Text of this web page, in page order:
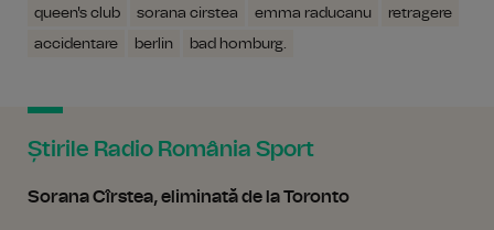
queen's club sorana cirstea emma raducanu
retragere
accidentare
berlin bad homburg.
Știrile Radio România Sport
Sorana Cîrstea, eliminată de la Toronto